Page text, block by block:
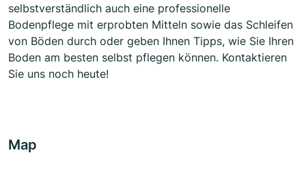
selbstverständlich auch eine professionelle
Bodenpflege mit erprobten Mitteln sowie das Schleifen
von Böden durch oder geben Ihnen Tipps, wie Sie Ihren
Boden am besten selbst pflegen können. Kontaktieren
Sie uns noch heute!
Map